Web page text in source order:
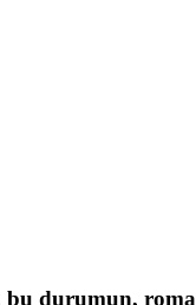
bu durumun,